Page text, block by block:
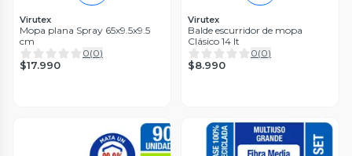
Virutex
Mopa plana Spray 65x9.5x9.5
cm
0(0)
$17.990
Virutex
Balde escurridor de mopa
Clásico 14 lt
0(0)
$8.990